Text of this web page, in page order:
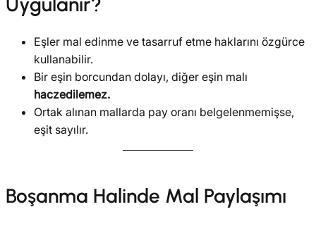
Eşler mal edinme ve tasarruf etme haklarını özgürce
kullanabilir.
Bir eşin borcundan dolayı, diğer eşin malı
haczedilemez.
Ortak alınan mallarda pay oranı belgelenmemişse,
eşit sayılır.
Boşanma Halinde Mal Paylaşımı